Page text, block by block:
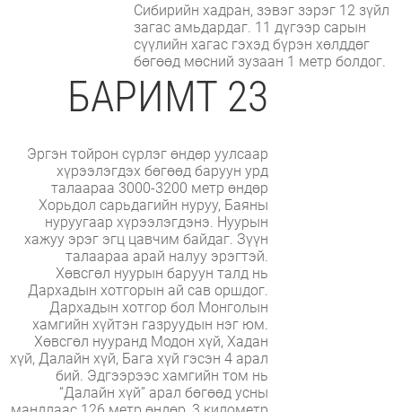
Сибирийн хадран, зэвэг зэрэг 12 зүйл
загас амьдардаг. 11 дүгээр сарын
сүүлийн хагас гэхэд бүрэн хөлддөг
бөгөөд мөсний зузаан 1 метр болдог.
БАРИМТ 23
Эргэн тойрон сүрлэг өндөр уулсаар
хүрээлэгдэх бөгөөд баруун урд
талаараа 3000-3200 метр өндөр
Хорьдол сарьдагийн нуруу, Баяны
нуруугаар хүрээлэгдэнэ. Нуурын
хажуу эрэг эгц цавчим байдаг. Зүүн
талаараа арай налуу эрэгтэй.
Хөвсгөл нуурын баруун талд нь
Дархадын хотгорын ай сав оршдог.
Дархадын хотгор бол Монголын
хамгийн хүйтэн газруудын нэг юм.
Хөвсгөл нууранд Модон хүй, Хадан
хүй, Далайн хүй, Бага хүй гэсэн 4 арал
бий. Эдгээрээс хамгийн том нь
“Далайн хүй” арал бөгөөд усны